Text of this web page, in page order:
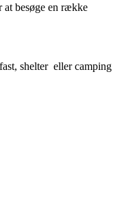
at besøge en række
shelter eller camping